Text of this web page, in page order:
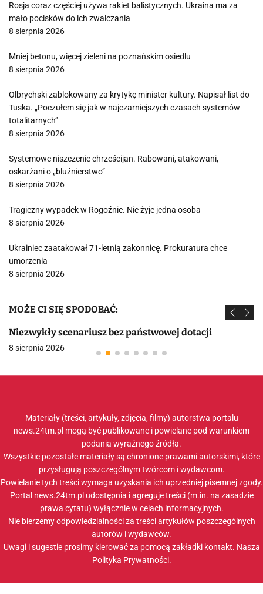
Rosja coraz częściej używa rakiet balistycznych. Ukraina ma za
mało pocisków do ich zwalczania
8 sierpnia 2026
Mniej betonu, więcej zieleni na poznańskim osiedlu
8 sierpnia 2026
Olbrychski zablokowany za krytykę minister kultury. Napisał list do
Tuska. „Poczułem się jak w najczarniejszych czasach systemów
totalitarnych”
8 sierpnia 2026
Systemowe niszczenie chrześcijan. Rabowani, atakowani,
oskarżani o „bluźnierstwo”
8 sierpnia 2026
Tragiczny wypadek w Rogoźnie. Nie żyje jedna osoba
8 sierpnia 2026
Ukrainiec zaatakował 71-letnią zakonnicę. Prokuratura chce
umorzenia
8 sierpnia 2026
MOŻE CI SIĘ SPODOBAĆ:
Niezwykły scenariusz bez państwowej dotacji
8 sierpnia 2026
Materiały (treści, artykuły, zdjęcia, filmy) autorstwa portalu
news.24tm.pl mogą być publikowane i powielane pod warunkiem
podania wyraźnego źródła.
Wszystkie pozostałe materiały są chronione prawami autorskimi, które
przysługują poszczególnym twórcom i wydawcom.
Powielanie tych treści wymaga uzyskania ich uprzedniej pisemnej zgody.
Portal news.24tm.pl udostępnia i agreguje treści (m.in. na zasadzie
prawa cytatu) wyłącznie w celach informacyjnych.
Nie bierzemy odpowiedzialności za treści artykułów poszczególnych
autorów i wydawców.
Uwagi i sugestie prosimy kierować za pomocą zakładki kontakt. Nasza
Polityka Prywatności.